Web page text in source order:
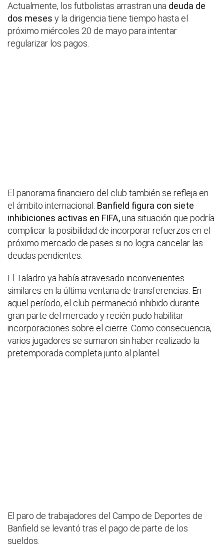
Actualmente, los futbolistas arrastran una deuda de
dos meses y la dirigencia tiene tiempo hasta el
próximo miércoles 20 de mayo para intentar
regularizar los pagos.
El panorama financiero del club también se refleja en
el ámbito internacional. Banfield figura con siete
inhibiciones activas en FIFA,una situación que podría
complicar la posibilidad de incorporar refuerzos en el
próximo mercado de pases si no logra cancelar las
deudas pendientes.
El Taladro ya había atravesado inconvenientes
similares en la última ventana de transferencias. En
aquel período, el club permaneció inhibido durante
gran parte del mercado y recién pudo habilitar
incorporaciones sobre el cierre. Como consecuencia,
varios jugadores se sumaron sin haber realizado la
pretemporada completa junto al plantel.
El paro de trabajadores del Campo de Deportes de
Banfield se levantó tras el pago de parte de los
sueldos.